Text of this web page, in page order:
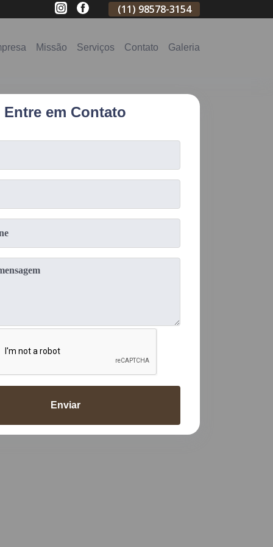
2796-3704 (11) 98578-3154
Missão Serviços Contato Galeria
Entre em Contato
Enviar